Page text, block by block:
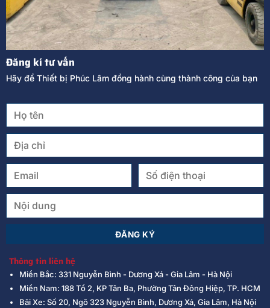
Đăng kí tư vấn
Hãy để Thiết bị Phúc Lâm đồng hành cùng thành công của bạn
Thông tin liên hệ
Miền Bắc: 331 Nguyễn Bình - Dương Xá - Gia Lâm - Hà Nội
Miền Nam: 188 Tổ 2, KP Tân Ba, Phường Tân Đông Hiệp, TP. HCM
Bãi Xe: Số 20, Ngõ 323 Nguyễn Bình, Dương Xá, Gia Lâm, Hà Nội